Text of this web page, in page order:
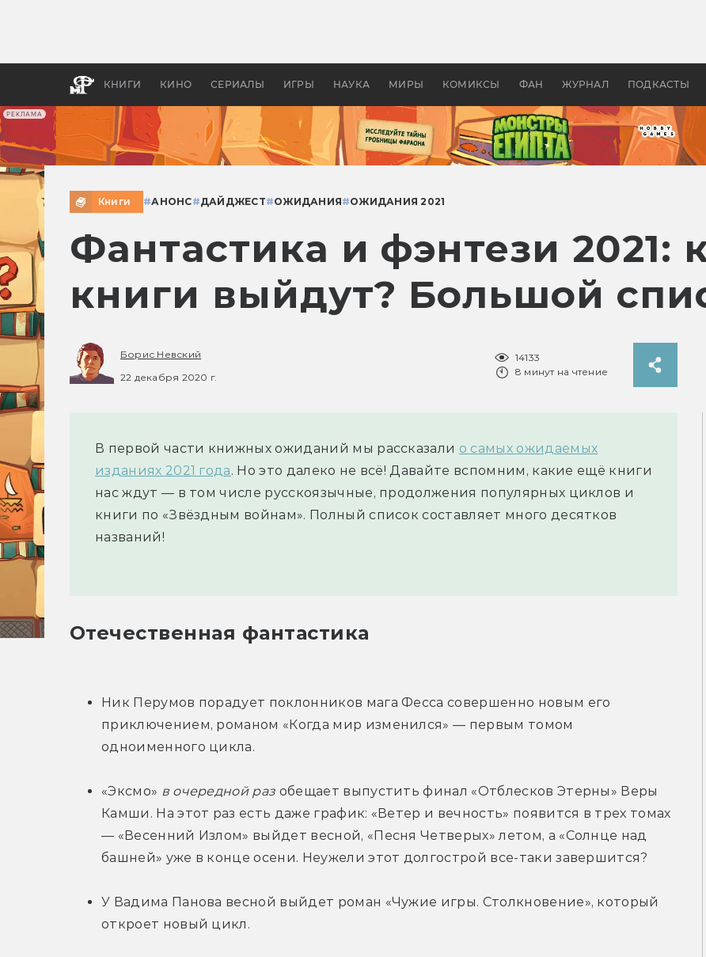
РЕКЛАМА
КНИГИ КИНО СЕРИАЛЫ ИГРЫ НАУКА МИРЫ КОМИКСЫ ФАН ЖУРНАЛ ПОДКАСТЫ
апокалипсис, в России —
бы «Властелина колец»
Книги #АНОНС#ДАЙДЖЕСТ#ОЖИДАНИЯ#ОЖИДАНИЯ 2021
Фантастика и фэнтези 2021:
книги выйдут? Большой
Борис Невский
22 декабря 2020 г.
14133
8 минут на чтение
В первой части книжных ожиданий мы рассказали о самых ожидаемых
изданиях 2021 года. Но это далеко не всё! Давайте вспомним, какие ещё книги
нас ждут — в том числе русскоязычные, продолжения популярных циклов и
книги по «Звёздным войнам». Полный список составляет много десятков
названий!
Отечественная фантастика
Ник Перумов порадует поклонников мага Фесса совершенно новым его
приключением, романом «Когда мир изменился» — первым томом
одноименного цикла.
«Эксмо» в очередной раз обещает выпустить финал «Отблесков Этерны» Веры
Камши. На этот раз есть даже график: «Ветер и вечность» появится в трех томах
— «Весенний Излом» выйдет весной, «Песня Четверых» летом, а «Солнце над
башней» уже в конце осени. Неужели этот долгострой все-таки завершится?
У Вадима Панова весной выйдет роман «Чужие игры. Столкновение», который
откроет новый цикл.